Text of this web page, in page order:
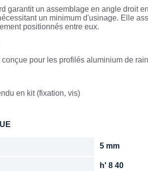
garantit un assemblage en angle droit
un minimum d'usinage. Elle
positionnés entre eux.
pour les profilés aluminium de
en kit (fixation, vis)
5 mm
h' 8 40